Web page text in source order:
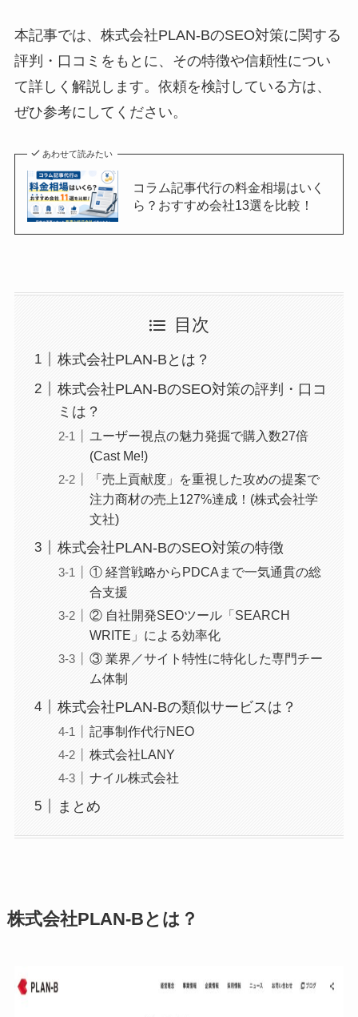
本記事では、株式会社PLAN-BのSEO対策に関する
評判・口コミをもとに、その特徴や信頼性につい
て詳しく解説します。依頼を検討している方は、
ぜひ参考にしてください。
あわせて読みたい
コラム記事代行の料金相場はいく
ら？おすすめ会社13選を比較！
目次
株式会社PLAN-Bとは？
株式会社PLAN-BのSEO対策の評判・口コ
ミは？
ユーザー視点の魅力発掘で購入数27倍
(Cast Me!)
「売上貢献度」を重視した攻めの提案で
注力商材の売上127%達成！(​​株式会社学
文社)
株式会社PLAN-BのSEO対策の特徴
① 経営戦略からPDCAまで一気通貫の総
合支援
② 自社開発SEOツール「SEARCH
WRITE」による効率化
③ 業界／サイト特性に特化した専門チー
ム体制
株式会社PLAN-Bの類似サービスは？
記事制作代行NEO
株式会社LANY
ナイル株式会社
まとめ
株式会社PLAN-Bとは？